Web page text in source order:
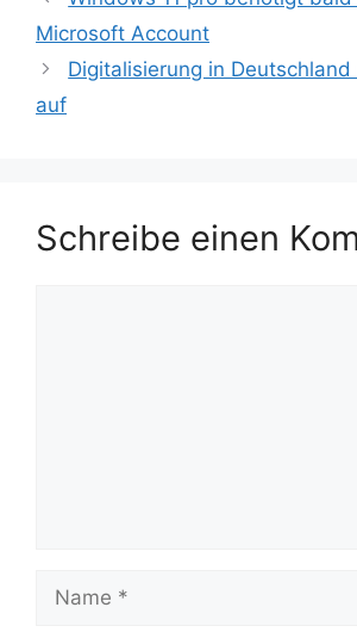
Microsoft Account
Digitalisierung in
auf
Schreibe einen